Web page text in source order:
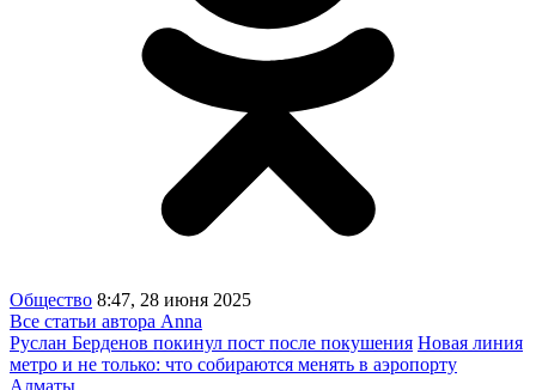
Общество 8:47, 28 июня 2025
Все статьи автора Anna
Руслан Берденов покинул пост после покушения Новая линия
метро и не только: что собираются менять в аэропорту
Алматы